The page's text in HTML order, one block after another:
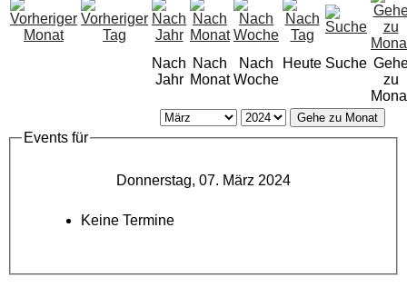
Nach
Jahr
Nach
Monat
Nach
Woche
Heute Suche
zu
Gehe zu Monat
Events für
Donnerstag, 07. März 2024
Keine Termine